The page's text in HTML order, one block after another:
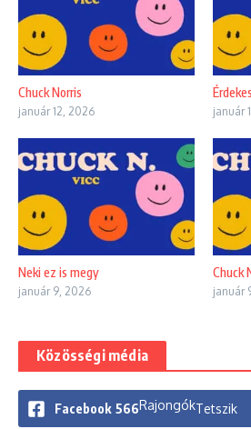
Chuck Norris
január 12, 2026 január
Neki ez is megy
január 9, 2026
Chuck
január
Közösségi média
Facebook 566RajongókTetszik